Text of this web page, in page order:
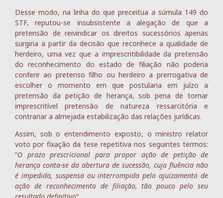
Desse modo, na linha do que preceitua a súmula 149 do
STF, reputou-se insubsistente a alegação de que a
pretensão de reivindicar os direitos sucessórios apenas
surgiria a partir da decisão que reconhece a qualidade de
herdeiro, uma vez que a imprescritibilidade da pretensão
do reconhecimento do estado de filiação não poderia
conferir ao pretenso filho ou herdeiro a prerrogativa de
escolher o momento em que postularia em juízo a
pretensão da petição de herança, sob pena de tornar
imprescritível pretensão de natureza ressarcitória e
contrariar a almejada estabilização das relações jurídicas.
Assim, sob o entendimento exposto, o ministro relator
voto por fixação da tese repetitiva nos seguintes termos:
“O prazo prescricional para propor ação de petição de
herança conta-se da abertura de sucessão, cuja fluência não
é impedida, suspensa ou interrompida pelo ajuizamento de
ação de reconhecimento de filiação, tão pouco pelo seu